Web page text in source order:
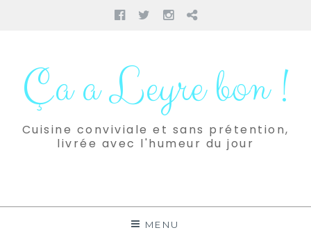
Facebook
TwitterInstagram
Pinterest
contenuÇa a Leyre bon !
Cuisine conviviale et sans prétention,
livrée avec l'humeur du jour
MENU